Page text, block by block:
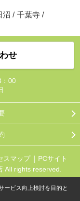
沼 / 千葉寺 /
せ
：00
スマップ
PCサイト
All rights reserved.
ービス向上検討を目的と